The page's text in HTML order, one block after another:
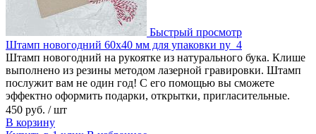
Быстрый просмотр
Штамп новогодний 60х40 мм для упаковки ny_4
Штамп новогодний на рукоятке из натурального бука. Клише
выполнено из резины методом лазерной гравировки. Штамп
послужит вам не один год! С его помощью вы сможете
эффектно оформить подарки, открытки, пригласительные.
450 руб. / шт
В корзину